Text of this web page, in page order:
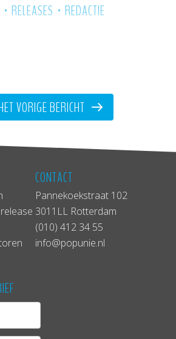
• RELEASES • REDACTIE
VORIGE BERICHT
CONTACT
Pannekoekstraat 102
3011LL Rotterdam
(010) 412 34 55
info@popunie.nl